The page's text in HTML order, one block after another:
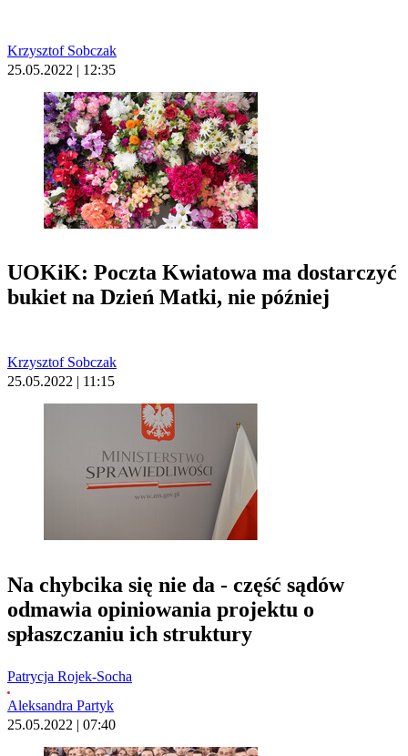
Krzysztof Sobczak
25.05.2022 | 12:35
UOKiK: Poczta Kwiatowa ma dostarczyć
bukiet na Dzień Matki, nie później
Krzysztof Sobczak
25.05.2022 | 11:15
Na chybcika się nie da - część sądów
odmawia opiniowania projektu o
spłaszczaniu ich struktury
Patrycja Rojek-Socha
Aleksandra Partyk
25.05.2022 | 07:40